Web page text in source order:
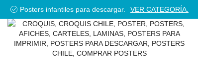
Posters infantiles para descargar. VER CATEGORÍA.